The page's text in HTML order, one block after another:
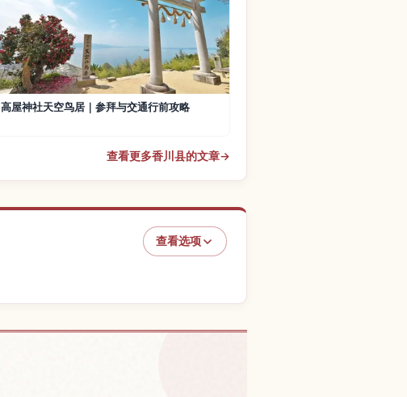
高屋神社天空鸟居｜参拜与交通行前攻略
查看更多香川县的文章→
查看选项